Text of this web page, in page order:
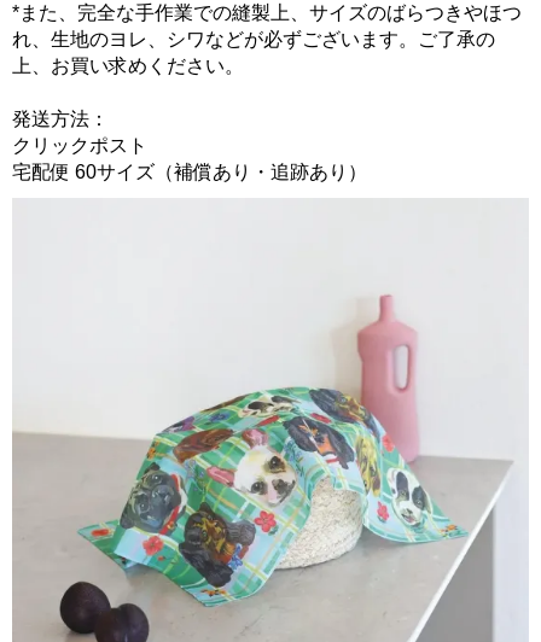
*また、完全な手作業での縫製上、サイズのばらつきやほつ
れ、生地のヨレ、シワなどが必ずございます。ご了承の
上、お買い求めください。
発送方法：
クリックポスト
宅配便 60サイズ（補償あり・追跡あり）